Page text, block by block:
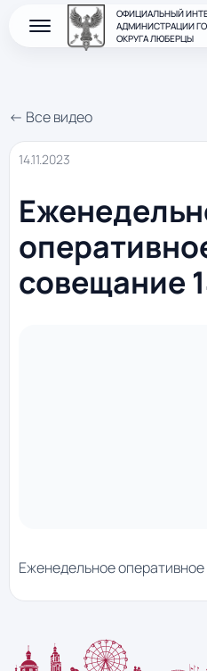
ОФИЦИАЛЬНЫЙ
АДМИНИСТРАЦИИ
ОКРУГА ЛЮБЕРЦЫ
← Все видео
14.11.2023
совещание
Еженедельное оперативное